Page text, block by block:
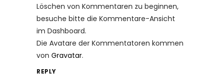
Löschen von Kommentaren zu beginnen,
besuche bitte die Kommentare-Ansicht
im Dashboard.
Die Avatare der Kommentatoren kommen
von Gravatar.
REPLY